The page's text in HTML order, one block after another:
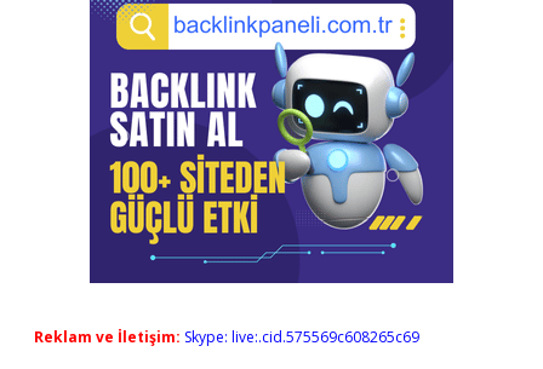
Reklam ve İletişim: Skype: live:.cid.575569c608265c69